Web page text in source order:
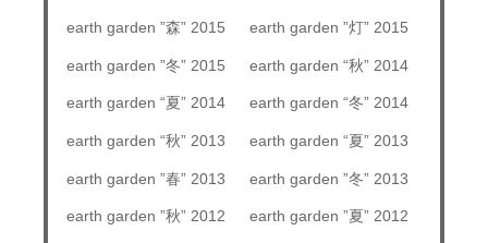
earth garden ”森” 2015 earth garden ”灯” 2015
earth garden ”冬” 2015 earth garden “秋” 2014
earth garden “夏” 2014 earth garden “冬” 2014
earth garden “秋” 2013 earth garden “夏” 2013
earth garden ”春” 2013 earth garden ”冬” 2013
earth garden ”秋” 2012 earth garden ”夏” 2012